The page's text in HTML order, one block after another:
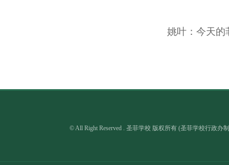
姚叶：今天的
© All Right Reserved . 圣菲学校 版权所有 (圣菲学校行政办